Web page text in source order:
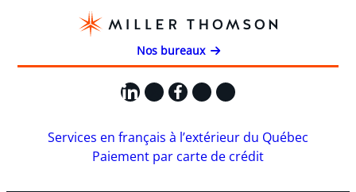
Nos bureaux
LinkedIn
X Facebook
Instagram
YouTube
Services en français à l’extérieur du Québec
Paiement par carte de crédit